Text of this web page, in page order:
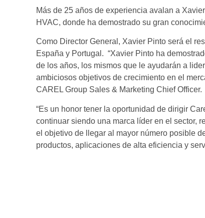
Más de 25 años de experiencia avalan a
HVAC, donde ha demostrado su gran
Como Director General, Xavier Pinto será el
España y Portugal. “Xavier Pinto ha
de los años, los mismos que le ayudarán a
ambiciosos objetivos de crecimiento en el
CAREL Group Sales & Marketing Chief Officer.
“Es un honor tener la oportunidad de dirigir
continuar siendo una marca líder en el sector,
el objetivo de llegar al mayor número posible
productos, aplicaciones de alta eficiencia y